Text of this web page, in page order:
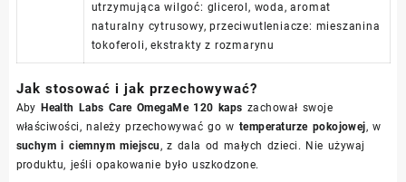
utrzymująca wilgoć: glicerol, woda, aromat
naturalny cytrusowy, przeciwutleniacze: mieszanina
tokoferoli, ekstrakty z rozmarynu
Jak stosować i jak przechowywać?
Aby Health Labs Care OmegaMe 120 kaps zachował swoje
właściwości, należy przechowywać go w temperaturze pokojowej, w
suchym i ciemnym miejscu, z dala od małych dzieci. Nie używaj
produktu, jeśli opakowanie było uszkodzone.